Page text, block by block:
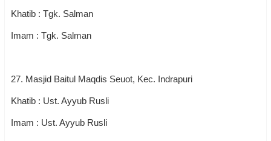
Khatib : Tgk. Salman
Imam : Tgk. Salman
27. Masjid Baitul Maqdis Seuot, Kec. Indrapuri
Khatib : Ust. Ayyub Rusli
Imam : Ust. Ayyub Rusli